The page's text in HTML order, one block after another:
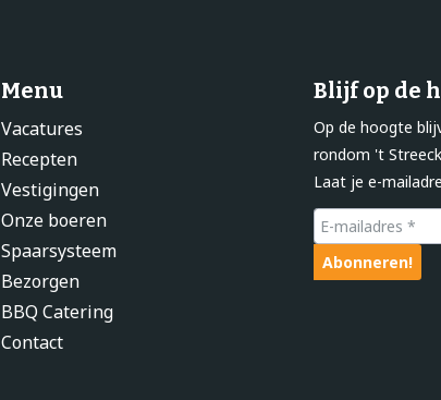
Menu
Vacatures
Recepten
Vestigingen
Onze boeren
Spaarsysteem
Bezorgen
BBQ Catering
Contact
Blijf op de
Op de hoogte
rondom 't
Laat je e-